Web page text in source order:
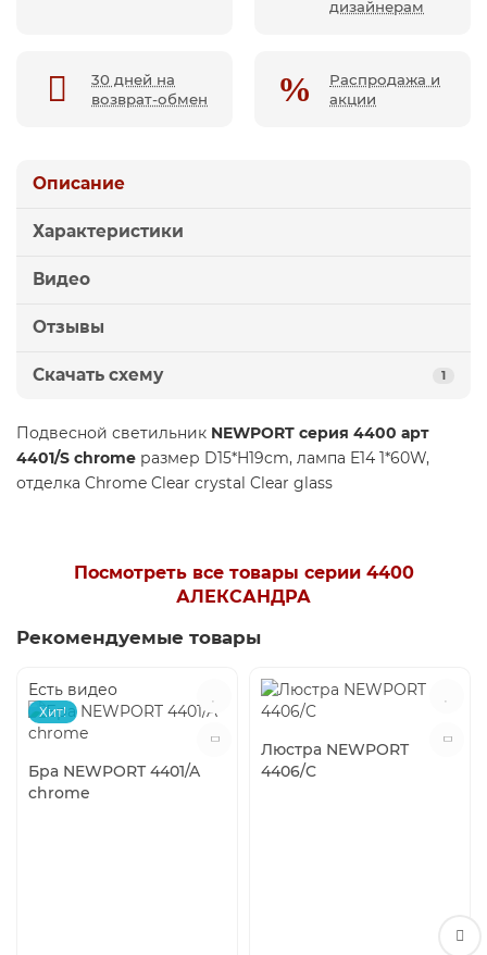
дизайнерам
30 дней на
возврат-обмен
Распродажа и
акции
Описание
Характеристики
Видео
Отзывы
Скачать схему 1
Подвесной светильник NEWPORT серия 4400 арт
4401/S chrome размер D15*H19cm, лампа E14 1*60W,
отделка Chrome Clear crystal Clear glass
Посмотреть все товары серии 4400
АЛЕКСАНДРА
Рекомендуемые товары
Есть видео
Хит!
Бра NEWPORT 4401/A
chrome
Люстра NEWPORT
4406/C